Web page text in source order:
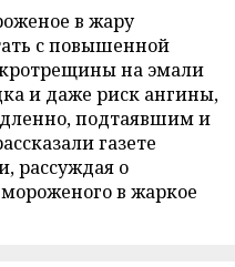
в жару
с повышенной
на эмали
и даже риск ангины,
подтаявшим и
газете
рассуждая о
в жаркое